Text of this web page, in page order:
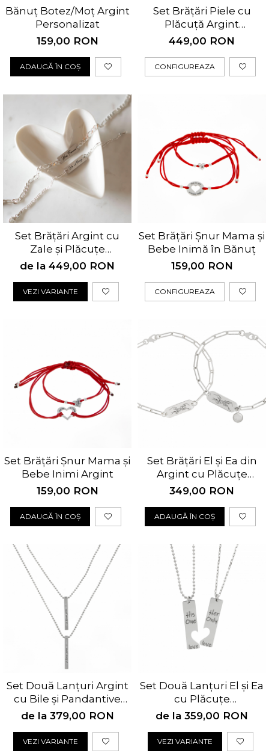
Bănuț Moț Personalizat
Seturi Brățări Personalizate
Seturi Lănțișoare Personalizate
Bijuterii Personalizate Spotify
Coliere Argint
Bijuterii Fashion
Accesorii
Portofele
Bănuț Botez/Moț Argint
Personalizat
159,00 RON
ADAUGĂ ÎN COȘ
Set Brățări Piele cu
Plăcuță Argint
Personalizată
449,00 RON
CONFIGUREAZA
Set Brățări Argint cu
Zale și Plăcuțe
Personalizate
de la 449,00 RON
VEZI VARIANTE
Set Brățări Șnur Mama și
Bebe Inimă în Bănuț
159,00 RON
CONFIGUREAZA
Set Brățări Șnur Mama și
Bebe Inimi Argint
159,00 RON
ADAUGĂ ÎN COȘ
Set Brățări El și Ea din
Argint cu Plăcuțe
Personalizate
349,00 RON
ADAUGĂ ÎN COȘ
Set Două Lanțuri Argint
cu Bile și Pandantive
Tubulare Personalizate
de la 379,00 RON
VEZI VARIANTE
Set Două Lanțuri El și Ea
cu Plăcuțe
Personalizate
de la 359,00 RON
VEZI VARIANTE